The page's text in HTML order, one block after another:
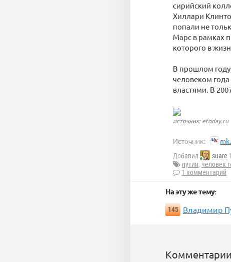
сирийский
Хиллари
попали не
Марс в рамках
которого в
В прошлом
человеком
властями. В
источник: etoday.ru
Источник:
Добавил suare
путин, человек
1 комментарий
На эту же тему:
145 Владимир